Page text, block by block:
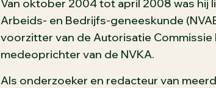
Van oktober 2004 tot april 2008 was hij
Arbeids- en Bedrijfs-geneeskunde
voorzitter van de Autorisatie Commissie
medeoprichter van de NVKA.
Als onderzoeker en redacteur van